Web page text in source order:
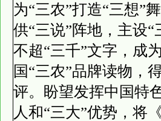
为“三农”打造“三想”
供“三说”阵地，主设
不超“三千”文字，成
国“三农”品牌读物，
评。盼望发挥中国特
人和“三大”优势，将